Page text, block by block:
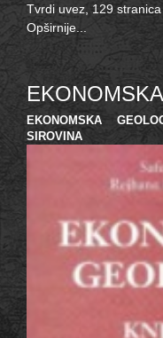
Tvrdi uvez, 129 stranica
Opširnije...
EKONOMSKA
SIROVINA